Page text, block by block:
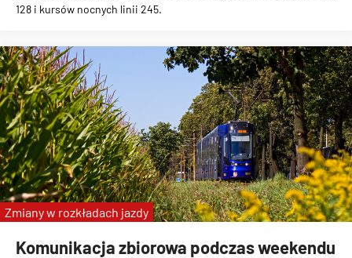
128 i kursów nocnych linii 245.
Komunikacja zbiorowa podczas weekendu
Zmiany w rozkładach jazdy